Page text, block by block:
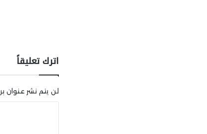
اترك تعليقاً
لن يتم نشر عنوان